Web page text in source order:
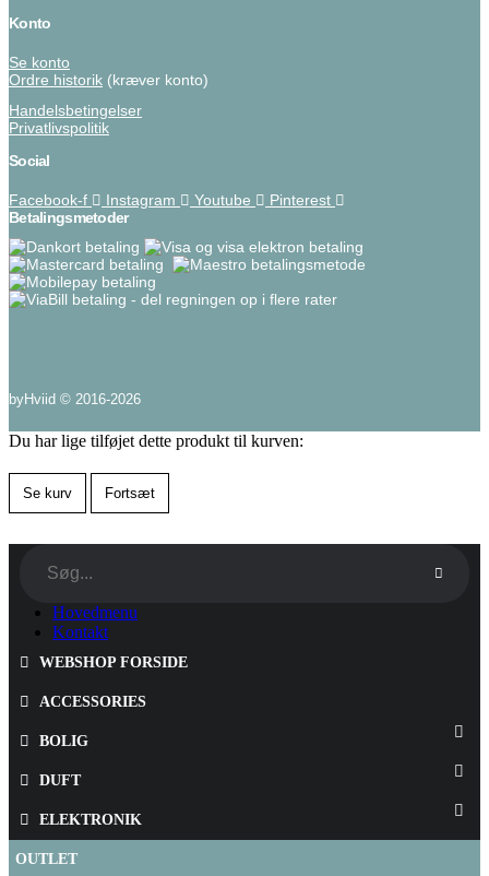
Konto
Se konto
Ordre historik (kræver konto)
Handelsbetingelser
Privatlivspolitik
Social
Facebook-f Instagram Youtube
Pinterest
Betalingsmetoder
byHviid © 2016-2026
Du har lige tilføjet dette produkt til kurven:
Se kurv Fortsæt
Hovedmenu
Kontakt
WEBSHOP FORSIDE
ACCESSORIES
BOLIG
DUFT
ELEKTRONIK
OUTLET